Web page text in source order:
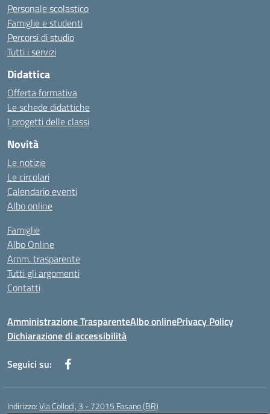
Personale scolastico
Famiglie e studenti
Percorsi di studio
Tutti i servizi
Didattica
Offerta formativa
Le schede didattiche
I progetti delle classi
Novità
Le notizie
Le circolari
Calendario eventi
Albo online
Famiglie
Albo Online
Amm. trasparente
Tutti gli argomenti
Contatti
Amministrazione TrasparenteAlbo onlinePrivacy Policy
Dichiarazione di accessibilità
Seguici su:
Indirizzo:Via Collodi, 3 - 72015 Fasano (BR)